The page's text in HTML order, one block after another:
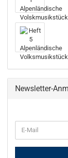
Newsletter-
E-
Mail